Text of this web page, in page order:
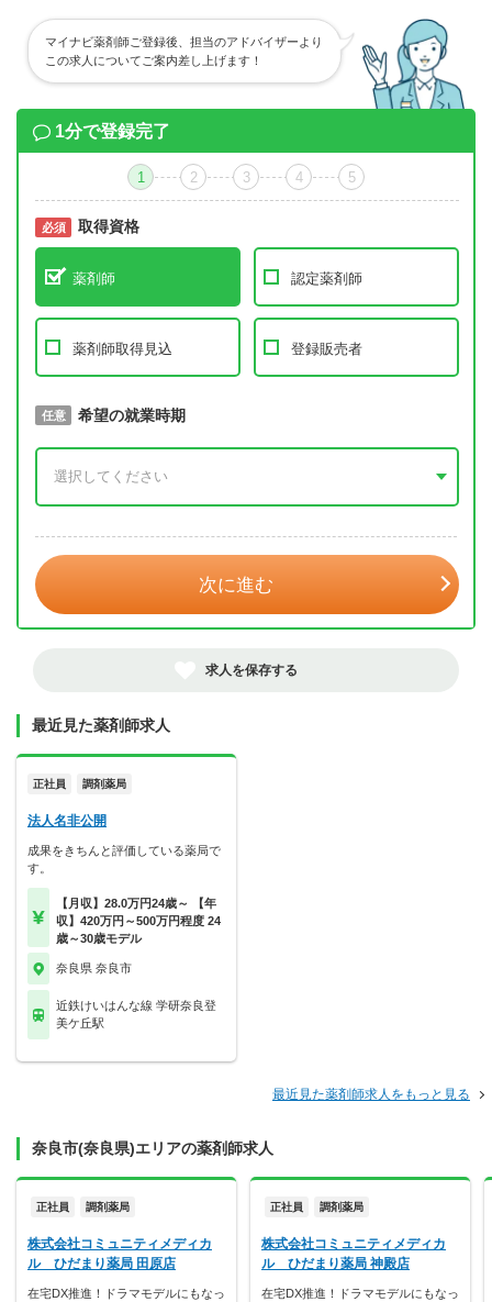
マイナビ薬剤師ご登録後、担当のアドバイザーより
この求人についてご案内差し上げます！
1分で登録完了
1 2 3 4 5
必須 取得資格
薬剤師 認定薬剤師
薬剤師取得見込 登録販売者
必須 取得予定年
任意 希望の就業時期
次に進む
求人を保存する
最近見た薬剤師求人
正社員 調剤薬局
法人名非公開
成果をきちんと評価している薬局で
す。
【月収】28.0万円24歳～ 【年
収】420万円～500万円程度 24
歳～30歳モデル
奈良県 奈良市
近鉄けいはんな線 学研奈良登
美ケ丘駅
最近見た薬剤師求人をもっと見る
奈良市(奈良県)エリアの薬剤師求人
正社員 調剤薬局
株式会社コミュニティメディカ
ル ひだまり薬局 田原店
在宅DX推進！ドラマモデルにもなっ
正社員 調剤薬局
株式会社コミュニティメディカ
ル ひだまり薬局 神殿店
在宅DX推進！ドラマモデルにもなっ